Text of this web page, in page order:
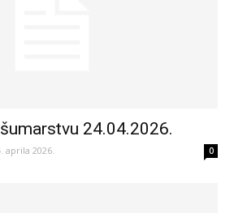
24.04.2026.
aprila 2026. 0